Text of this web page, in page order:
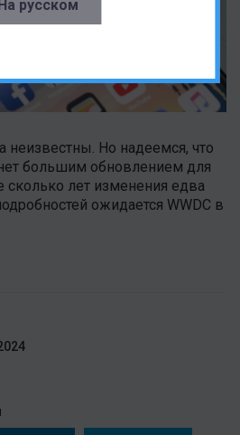
русском
неизвестны. Но надеемся, что
большим обновлением для
сколько лет изменения едва
ожидается WWDC в